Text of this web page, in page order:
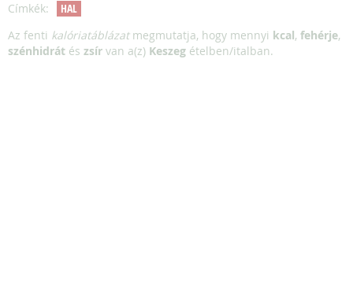
Címkék:
HAL
Az fenti kalóriatáblázatmegmutatja, hogy mennyi kcal, fehérje,
szénhidrát és zsír van a(z) Keszeg ételben/italban.